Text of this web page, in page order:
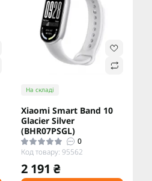
На складі
Xiaomi Smart Band 10
Glacier Silver
(BHR07PSGL)
0
Код товару: 95562
2 191 ₴